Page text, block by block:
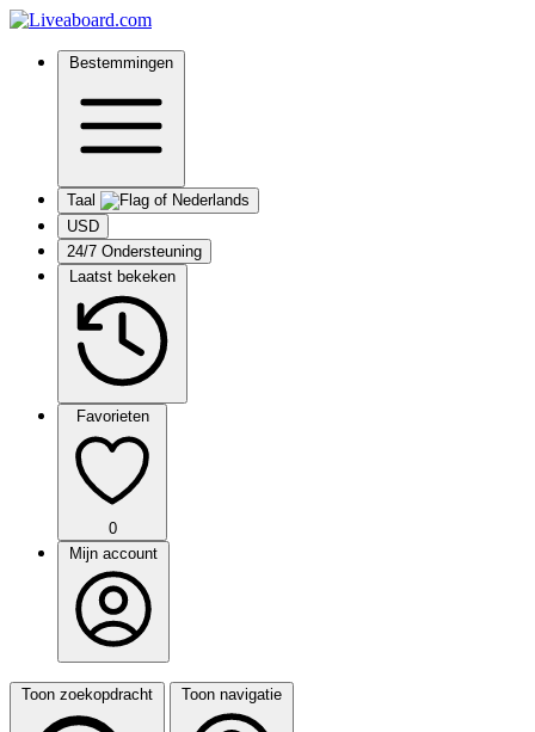
Bestemmingen
Taal
USD
24/7 Ondersteuning
Laatst bekeken
Favorieten
0
Mijn account
Toon zoekopdracht Toon navigatie